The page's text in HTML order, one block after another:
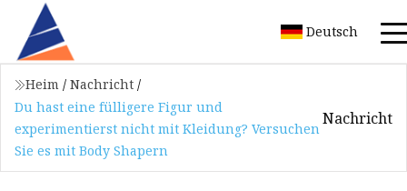
Deutsch
Heim / Nachricht /
Du hast eine fülligere Figur und
experimentierst nicht mit Kleidung? Versuchen
Sie es mit Body Shapern
Nachricht